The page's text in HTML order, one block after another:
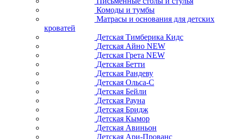
Комоды и тумбы
Матрасы и основания для детских
кроватей
Детская Тимберика Кидс
Детская Айно NEW
Детская Грета NEW
Детская Бетти
Детская Рандеву
Детская Ольса-С
Детская Бейли
Детская Рауна
Детская Бридж
Детская Кымор
Детская Авиньон
Детская Ари-Прованс